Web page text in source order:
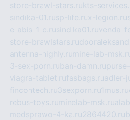
store-brawl-stars.rukts-
sindika-01.rusp-life.rux-legion.ru
e-abis-1-c.rusindika01.ruvenda-
store-brawlstars.ru
antenna-highly.ru mine-lab-
3-sex-porn.ruban-damn.ru
viagra-tablet.rufasbags.ruadler-
fincontech.ru3sexporn.ru1mus.ru
rebus-toys.ru minelab-msk.ru
medsprawo-4-ka.ru2864420.ru